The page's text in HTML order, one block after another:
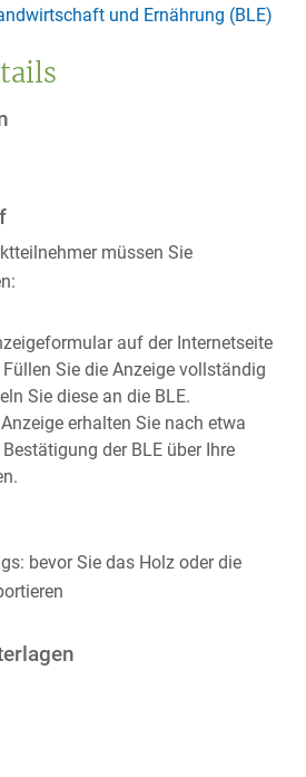
und Ernährung (BLE)
müssen Sie
auf der Internetseite
Füllen Sie die Anzeige vollständig
Sie diese an die BLE.
erhalten Sie nach etwa
der BLE über Ihre
bevor Sie das Holz oder die